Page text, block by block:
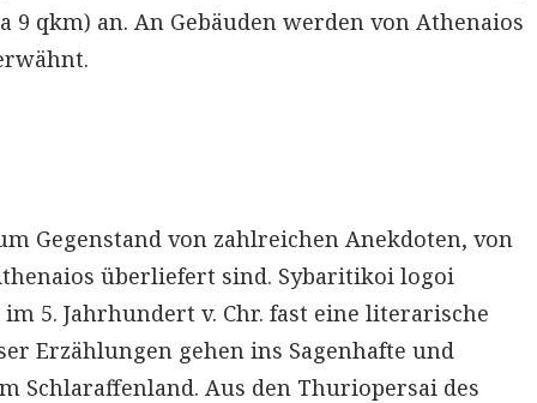
9 qkm) an. An Gebäuden werden von Athenaios
Gegenstand von zahlreichen Anekdoten, von
überliefert sind. Sybaritikoi logoi
5. Jahrhundert v. Chr. fast eine literarische
Erzählungen gehen ins Sagenhafte und
Schlaraffenland. Aus den Thuriopersai des